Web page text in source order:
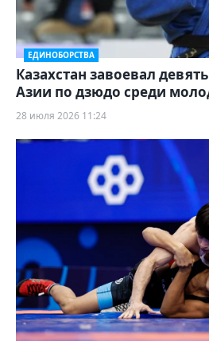
ЕДИНОБОРСТВА
Казахстан завоевал
Азии по дзюдо среди
28 июля 2026 11:24